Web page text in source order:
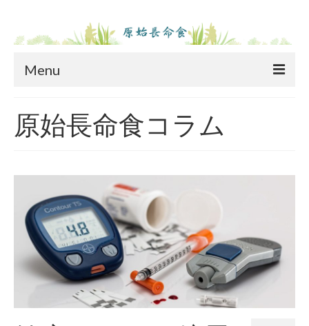
Menu
原始長命食とは
原始長命食の成分表
長命食ご愛用者体験談
原料
商品紹介
コラム
原始長命食コラム